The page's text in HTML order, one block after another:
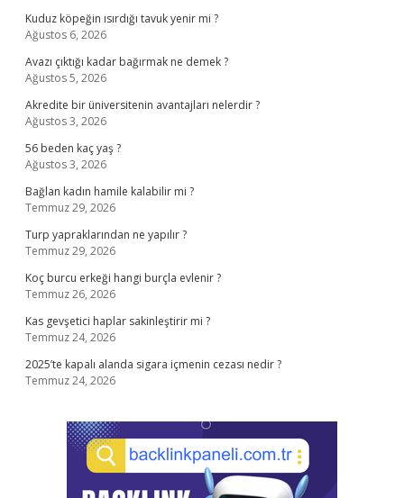
Kuduz köpeğin ısırdığı tavuk yenir mi ?
Ağustos 6, 2026
Avazı çıktığı kadar bağırmak ne demek ?
Ağustos 5, 2026
Akredite bir üniversitenin avantajları nelerdir ?
Ağustos 3, 2026
56 beden kaç yaş ?
Ağustos 3, 2026
Bağlan kadın hamile kalabilir mi ?
Temmuz 29, 2026
Turp yapraklarından ne yapılır ?
Temmuz 29, 2026
Koç burcu erkeği hangi burçla evlenir ?
Temmuz 26, 2026
Kas gevşetici haplar sakinleştirir mi ?
Temmuz 24, 2026
2025’te kapalı alanda sigara içmenin cezası nedir ?
Temmuz 24, 2026